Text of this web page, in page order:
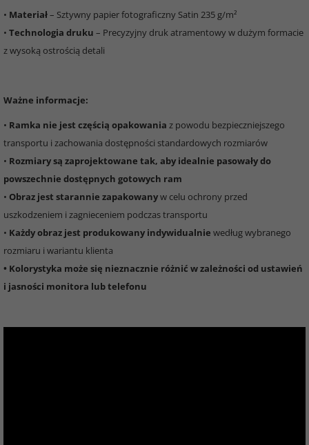
• Materiał– Sztywny papier fotograficzny Satin 235 g/m²
• Technologia druku – Precyzyjny druk atramentowy w dużym formacie
z wysoką ostrością detali
Ważne informacje:
• Ramka nie jest częścią opakowania z powodu bezpieczniejszego
transportu i zachowania dostępności standardowych rozmiarów
• Rozmiary są zaprojektowane tak, aby idealnie pasowały do
powszechnie dostępnych gotowych ram
• Obraz jest starannie zapakowanyw celu ochrony przed
uszkodzeniem i zagnieceniem podczas transportu
• Każdy obraz jest produkowany indywidualnie według wybranego
rozmiaru i wariantu klienta
• Kolorystyka może się nieznacznie różnić w zależności od ustawień
i jasności monitora lub telefonu